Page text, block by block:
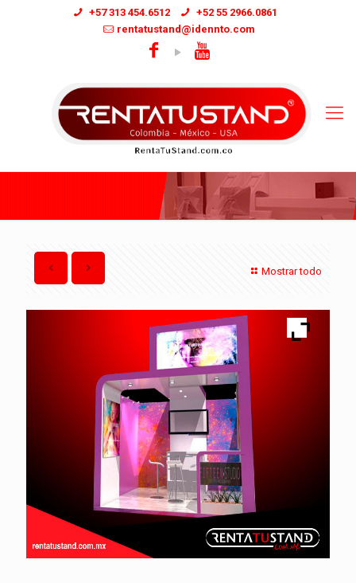
+57 313 454.6512
+52 55 2966.0861
rentatustand@idennto.com
Mostrar todo